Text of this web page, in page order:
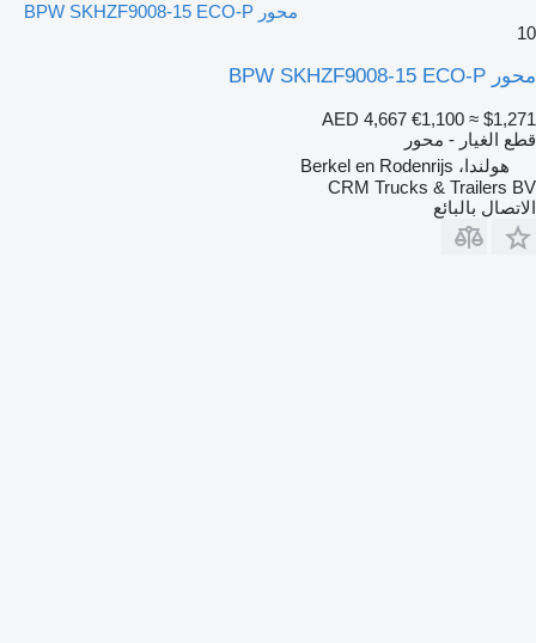
محور BPW SKHZF9008-15 ECO-P
10
محور BPW SKHZF9008-15 ECO-P
AED 4,667 €1,100 ≈ $1,271
قطع الغيار - محور
هولندا، Berkel en Rodenrijs
CRM Trucks & Trailers BV
الاتصال بالبائع